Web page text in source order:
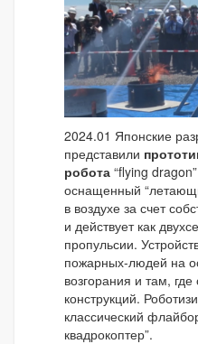
2024.01 Японские
представили
робота “flying
оснащенный
в воздухе за счет
и действует как
пропульсии.
пожарных-людей на
возгорания и там,
конструкций.
классический
квадрокоптер”.